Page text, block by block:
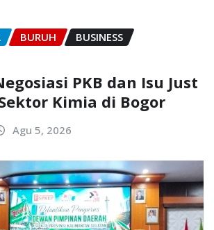
BURUH
BUSINESS
PKB dan Isu Just
Kimia di Bogor
Agu 5, 2026